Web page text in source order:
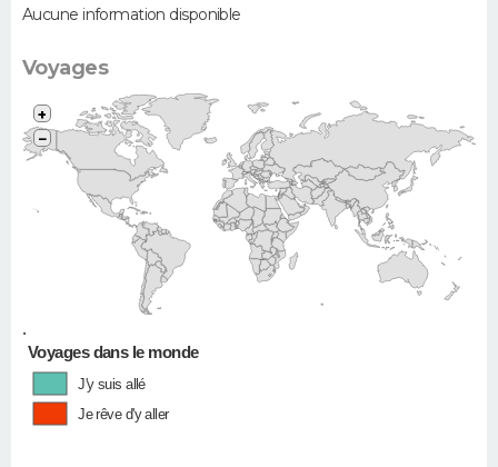
Aucune information disponible
Voyages
•
+
−
Voyages dans le monde
J'y suis allé
Je rêve d'y aller